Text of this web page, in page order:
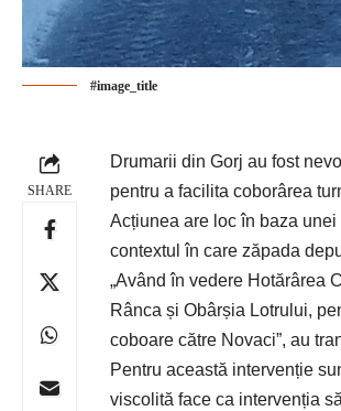
#image_title
SHARE
Drumarii din Gorj au fost
pentru a facilita coborârea
Acțiunea are loc în baza
contextul în care zăpada
„Având în vedere Hotărârea
Rânca și Obârșia Lotrului,
coboare către Novaci”, au
Pentru această intervenție
viscolită face ca intervenția